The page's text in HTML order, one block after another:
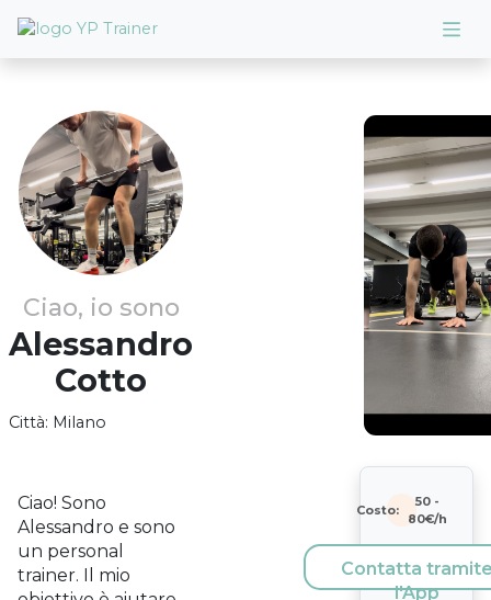
Ciao, io sono
Alessandro
Cotto
Città: Milano
Ciao! Sono
Alessandro e sono
un personal
trainer. Il mio
Costo:
50 -
80€/h
Contatta
l'App